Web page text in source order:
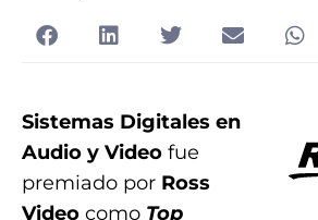
Sistemas Digitales en
Audio y Video fue
premiado por Ross
Video como Top